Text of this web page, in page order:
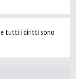
e tutti i diritti sono